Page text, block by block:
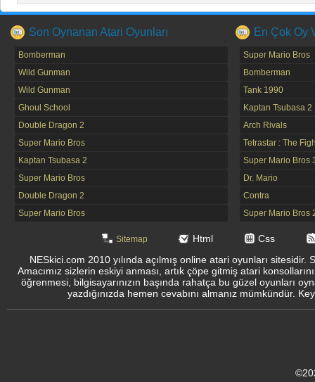
Son Oynanan Atari Oyunları
Bomberman
Wild Gunman
Wild Gunman
Ghoul School
Double Dragon 2
Super Mario Bros
Kaptan Tsubasa 2
Super Mario Bros
Double Dragon 2
Super Mario Bros
En Çok Oy
Super Mario Bros
Bomberman
Tank 1990
Kaptan Tsubasa 2
Arch Rivals
Tetrastar : The
Super Mario Bros
Dr. Mario
Contra
Super Mario Bros
Sitemap Html
Css
NESkici.com 2010 yılında açılmış online atari oyunları
Amacımız sizlerin eskiyi anması, artık çöpe gitmiş atari
öğrenmesi, bilgisayarınızın başında rahatça bu güzel oyunları
yazdığınızda hemen cevabını almanız mümkündür.